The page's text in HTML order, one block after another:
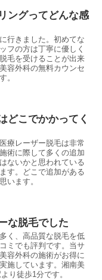
ングってどんな感
行きました。初めてな
フの方は丁寧に優しく
毛を受けることが出来
容外科の無料カウンセ
。
どこでかかってく
療レーザー脱毛は非常
術に際して多くの追加
ないかと思われている
す。どこで追加がある
います。
な脱毛でした
く、高品質な脱毛を低
ミでも評判です。当サ
容外科の施術がお得に
施しています。湘南美
り徒歩1分です。